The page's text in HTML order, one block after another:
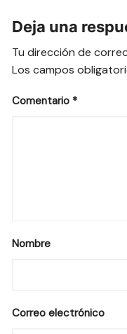
Deja una
Tu dirección de
Los campos
Comentario *
Nombre
Correo electrónico